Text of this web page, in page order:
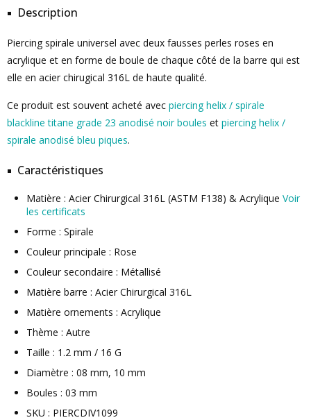
Description
Piercing spirale universel avec deux fausses perles roses en
acrylique et en forme de boule de chaque côté de la barre qui est
elle en acier chirugical 316L de haute qualité.
Ce produit est souvent acheté avec piercing helix / spirale
blackline titane grade 23 anodisé noir boules et piercing helix /
spirale anodisé bleu piques.
Caractéristiques
Matière : Acier Chirurgical 316L (ASTM F138) & Acrylique Voir
les certificats
Forme : Spirale
Couleur principale : Rose
Couleur secondaire : Métallisé
Matière barre : Acier Chirurgical 316L
Matière ornements : Acrylique
Thème : Autre
Taille : 1.2 mm / 16 G
Diamètre : 08 mm, 10 mm
Boules : 03 mm
SKU : PIERCDIV1099